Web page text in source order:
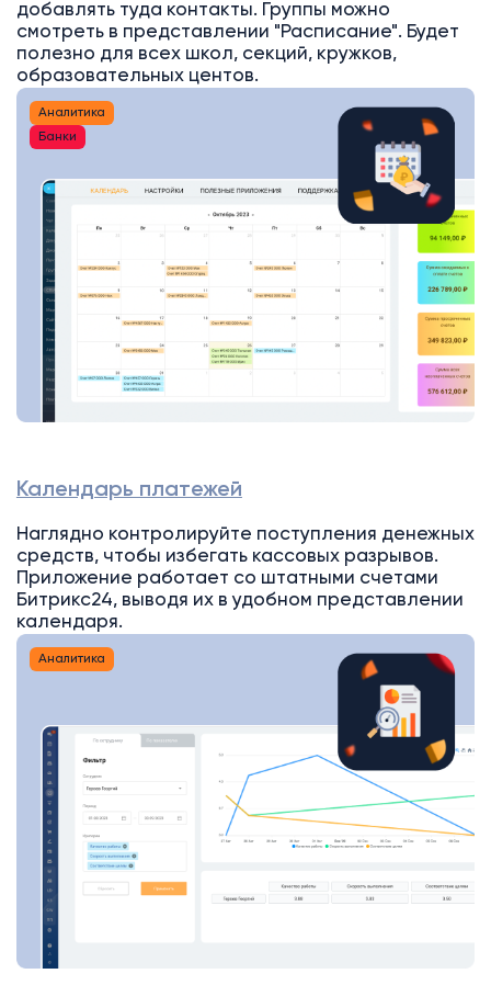
добавлять туда контакты. Группы можно
смотреть в представлении "Расписание". Будет
полезно для всех школ, секций, кружков,
образовательных центов.
Аналитика
Банки
Календарь платежей
Наглядно контролируйте поступления денежных
средств, чтобы избегать кассовых разрывов.
Приложение работает со штатными счетами
Битрикс24, выводя их в удобном представлении
календаря.
Аналитика